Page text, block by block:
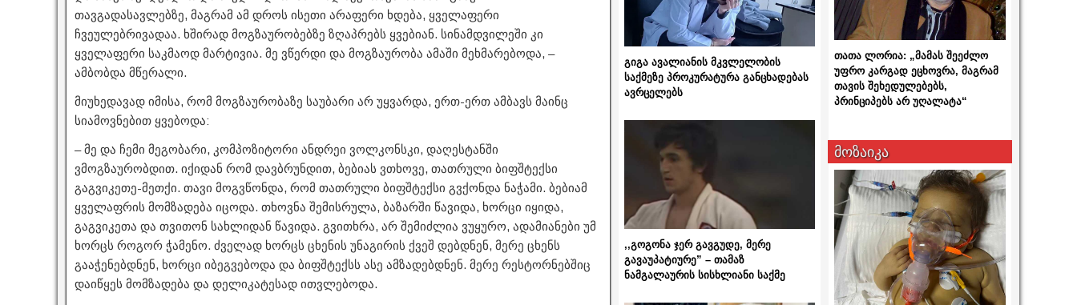
თავგადასავლებზე, მაგრამ ამ დროს ისეთი არაფერი ხდება, ყველაფერი
ჩვეულებრივადაა. ხშირად მოგზაურობებზე ზღაპრებს ყვებიან. სინამდვილეში კი
ყველაფერი საკმაოდ მარტივია. მე ვწერდი და მოგზაურობა ამაში მეხმარებოდა, –
ამბობდა მწერალი.
მიუხედავად იმისა, რომ მოგზაურობაზე საუბარი არ უყვარდა, ერთ-ერთ ამბავს მაინც
სიამოვნებით ყვებოდა:
– მე და ჩემი მეგობარი, კომპოზიტორი ანდრეი ვოლკონსკი, დაღესტანში
ვმოგზაურობდით. იქიდან რომ დავბრუნდით, ბებიას ვთხოვე, თათრული ბიფშტექსი
გაგვიკეთე-მეთქი. თავი მოგვწონდა, რომ თათრული ბიფშტექსი გვქონდა ნაჭამი. ბებიამ
ყველაფრის მომზადება იცოდა. თხოვნა შემისრულა, ბაზარში წავიდა, ხორცი იყიდა,
გაგვიკეთა და თვითონ სახლიდან წავიდა. გვითხრა, არ შემიძლია ვუყურო, ადამიანები უმ
ხორცს როგორ ჭამენო. ძველად ხორცს ცხენის უნაგირის ქვეშ დებდნენ, მერე ცხენს
გააჭენებდნენ, ხორცი იბეგვებოდა და ბიფშტექსს ასე ამზადებდნენ. მერე რესტორნებშიც
დაიწყეს მომზადება და დელიკატესად ითვლებოდა.
გიგა ავალიანის მკვლელობის
საქმეზე პროკურატურა განცხადებას
ავრცელებს
,,გოგონა ჯერ გავგუდე, მერე
გავაუპატიურე” – თამაზ
ნამგალაურის სისხლიანი საქმე
თათა ლორია: „მამას შეეძლო
უფრო კარგად ეცხოვრა, მაგრამ
თავის შეხედულებებს,
პრინციპებს არ უღალატა“
მოზაიკა